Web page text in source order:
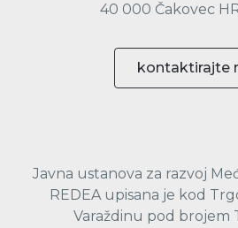
40 000 Čakovec
kontaktirajte
Javna ustanova za razvoj
REDEA upisana je kod
Varaždinu pod brojem